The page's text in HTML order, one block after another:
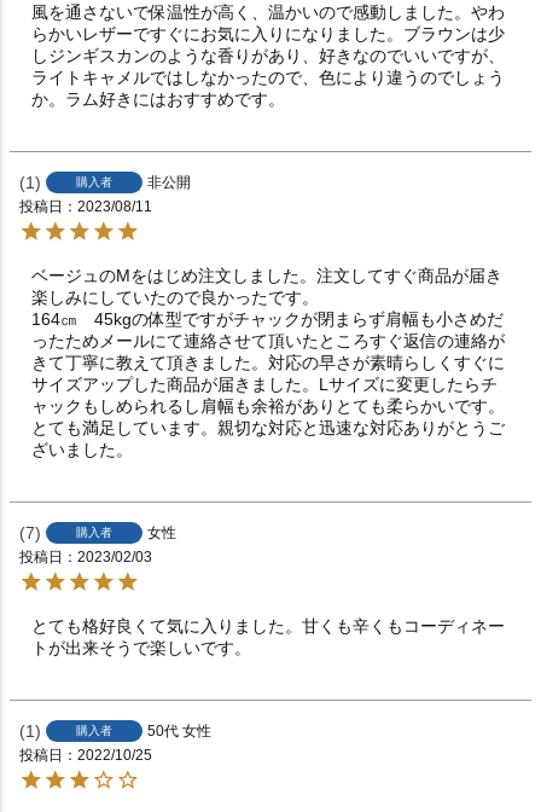
風を通さないで保温性が高く、温かいので感動しました。やわ
らかいレザーですぐにお気に入りになりました。ブラウンは少
しジンギスカンのような香りがあり、好きなのでいいですが、
ライトキャメルではしなかったので、色により違うのでしょう
か。ラム好きにはおすすめです。
1 購入者
非公開
投稿日
2023/08/11
ベージュのMをはじめ注文しました。注文してすぐ商品が届き
楽しみにしていたので良かったです。
164㎝　45kgの体型ですがチャックが閉まらず肩幅も小さめだ
ったためメールにて連絡させて頂いたところすぐ返信の連絡が
きて丁寧に教えて頂きました。対応の早さが素晴らしくすぐに
サイズアップした商品が届きました。Lサイズに変更したらチ
ャックもしめられるし肩幅も余裕がありとても柔らかいです。
とても満足しています。親切な対応と迅速な対応ありがとうご
ざいました。
7 購入者
女性
投稿日
2023/02/03
とても格好良くて気に入りました。甘くも辛くもコーディネー
トが出来そうで楽しいです。
1 購入者 50代 女性
投稿日
2022/10/25